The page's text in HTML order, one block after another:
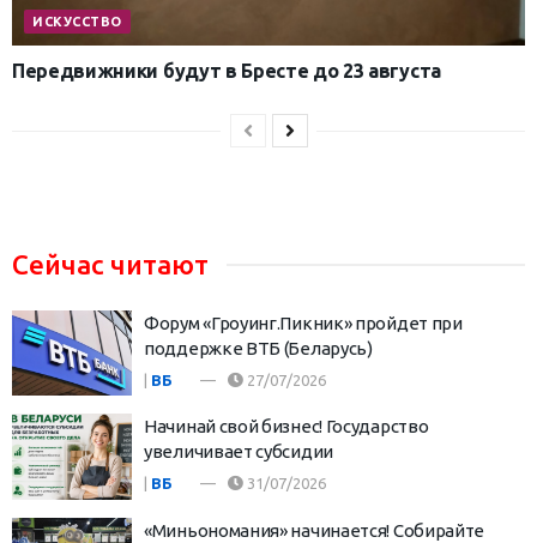
ИСКУССТВО
Передвижники будут в Бресте до 23 августа
Сейчас читают
Форум «Гроуинг.Пикник» пройдет при
поддержке ВТБ (Беларусь)
| ВБ 27/07/2026
Начинай свой бизнес! Государство
увеличивает субсидии
ВБ 31/07/2026
«Миньономания» начинается! Собирайте